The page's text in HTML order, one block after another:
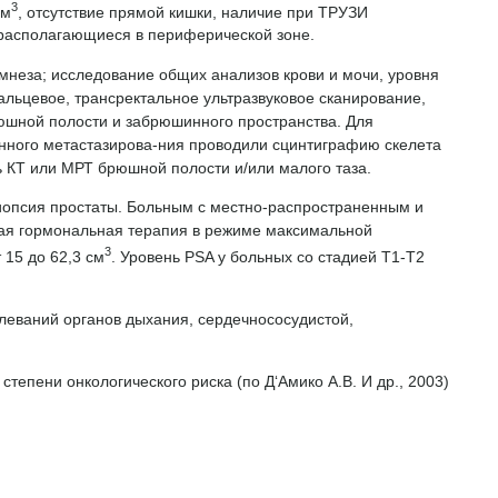
3
, отсутствие прямой кишки, наличие при ТРУЗИ
в периферической зоне.
исследование общих анализов крови и мочи, уровня
трансректальное ультразвуковое сканирование,
полости и забрюшинного пространства. Для
метастазирова-ния проводили сцинтиграфию скелета
КТ или МРТ брюшной полости и/или малого таза.
простаты. Больным с местно-распространенным и
гормональная терапия в режиме максимальной
15 до 62,3 см3 . Уровень PSA у больных со стадией Т1-Т2
органов дыхания, сердечнососудистой,
онкологического риска (по Д‘Амико А.В. И др., 2003)